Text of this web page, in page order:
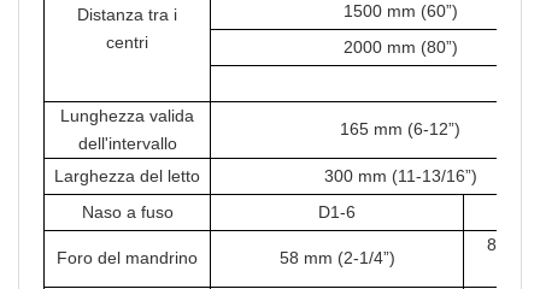
Distanza tra i
centri
1500 mm (60”)
2000 mm (80”)
Lunghezza valida
dell'intervallo
165 mm (6-12”)
Larghezza del letto
300 mm (11-13/16”)
Naso a fuso
D1-6
Foro del mandrino 58 mm (2-1/4”)
80